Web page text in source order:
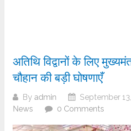
अतिथि विद्वानों के लिए
चौहान की बड़ी घोषणाएँ
By admin September
News
0 Comments